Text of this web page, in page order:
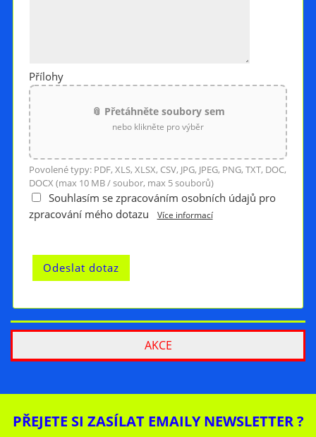
Přílohy
📎 Přetáhněte soubory sem
nebo klikněte pro výběr
Povolené typy: PDF, XLS, XLSX, CSV, JPG, JPEG, PNG, TXT, DOC,
DOCX (max 10 MB / soubor, max 5 souborů)
Souhlasím se zpracováním osobních údajů pro
zpracování mého dotazu
Více informací
AKCE
PŘEJETE SI ZASÍLAT EMAILY NEWSLETTER ?